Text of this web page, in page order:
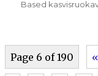
Based
Page 6 of 190